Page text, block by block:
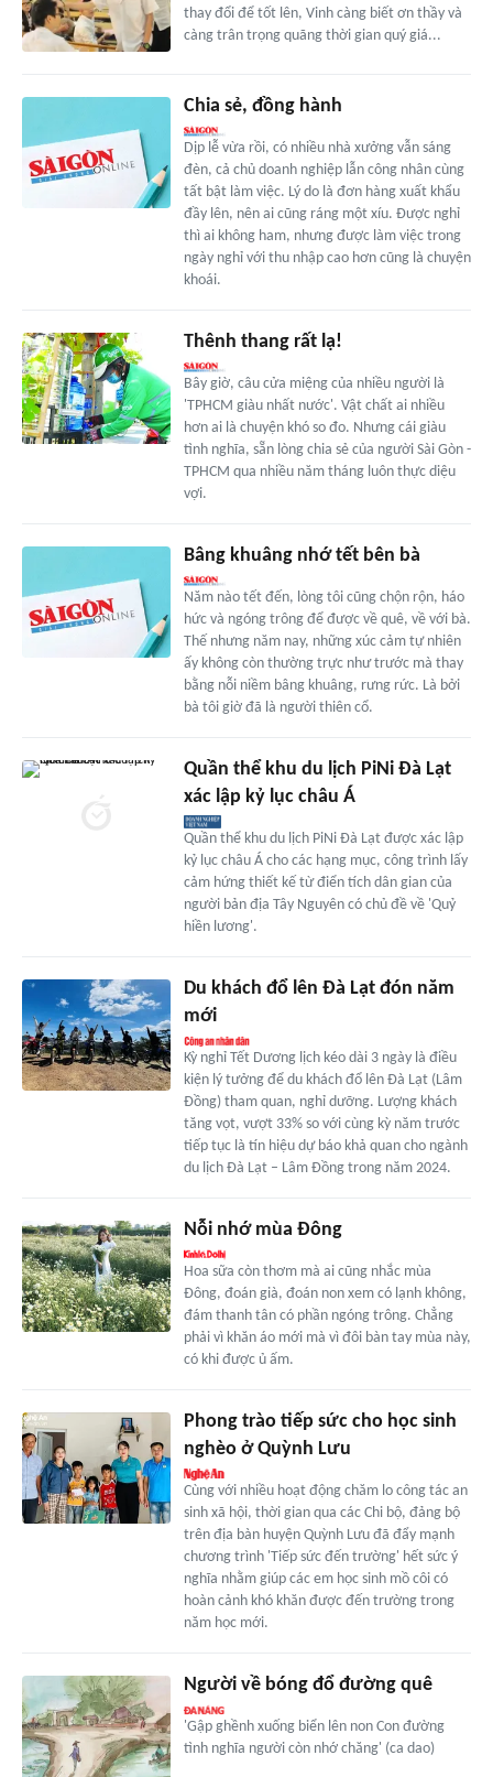
thay đổi để tốt lên, Vinh càng biết ơn thầy và
càng trân trọng quãng thời gian quý giá...
Chia sẻ, đồng hành
Dịp lễ vừa rồi, có nhiều nhà xưởng vẫn sáng
đèn, cả chủ doanh nghiệp lẫn công nhân cùng
tất bật làm việc. Lý do là đơn hàng xuất khẩu
đầy lên, nên ai cũng ráng một xíu. Được nghỉ
thì ai không ham, nhưng được làm việc trong
ngày nghỉ với thu nhập cao hơn cũng là chuyện
khoái.
Thênh thang rất lạ!
Bây giờ, câu cửa miệng của nhiều người là
'TPHCM giàu nhất nước'. Vật chất ai nhiều
hơn ai là chuyện khó so đo. Nhưng cái giàu
tình nghĩa, sẵn lòng chia sẻ của người Sài Gòn -
TPHCM qua nhiều năm tháng luôn thực diệu
vợi.
Bâng khuâng nhớ tết bên bà
Năm nào tết đến, lòng tôi cũng chộn rộn, háo
hức và ngóng trông để được về quê, về với bà.
Thế nhưng năm nay, những xúc cảm tự nhiên
ấy không còn thường trực như trước mà thay
bằng nỗi niềm bâng khuâng, rưng rức. Là bởi
bà tôi giờ đã là người thiên cổ.
Quần thể khu du lịch PiNi Đà Lạt
xác lập kỷ lục châu Á
Quần thể khu du lịch PiNi Đà Lạt được xác lập
kỷ lục châu Á cho các hạng mục, công trình lấy
cảm hứng thiết kế từ điển tích dân gian của
người bản địa Tây Nguyên có chủ đề về 'Quỷ
hiền lương'.
Du khách đổ lên Đà Lạt đón năm
mới
Kỳ nghỉ Tết Dương lịch kéo dài 3 ngày là điều
kiện lý tưởng để du khách đổ lên Đà Lạt (Lâm
Đồng) tham quan, nghỉ dưỡng. Lượng khách
tăng vọt, vượt 33% so với cùng kỳ năm trước
tiếp tục là tín hiệu dự báo khả quan cho ngành
du lịch Đà Lạt – Lâm Đồng trong năm 2024.
Nỗi nhớ mùa Đông
Hoa sữa còn thơm mà ai cũng nhắc mùa
Đông, đoán già, đoán non xem có lạnh không,
đám thanh tân có phần ngóng trông. Chẳng
phải vì khăn áo mới mà vì đôi bàn tay mùa này,
có khi được ủ ấm.
Phong trào tiếp sức cho học sinh
nghèo ở Quỳnh Lưu
Cùng với nhiều hoạt động chăm lo công tác an
sinh xã hội, thời gian qua các Chi bộ, đảng bộ
trên địa bàn huyện Quỳnh Lưu đã đẩy mạnh
chương trình 'Tiếp sức đến trường' hết sức ý
nghĩa nhằm giúp các em học sinh mồ côi có
hoàn cảnh khó khăn được đến trường trong
năm học mới.
Người về bóng đổ đường quê
'Gập ghềnh xuống biển lên non Con đường
tình nghĩa người còn nhớ chăng' (ca dao)